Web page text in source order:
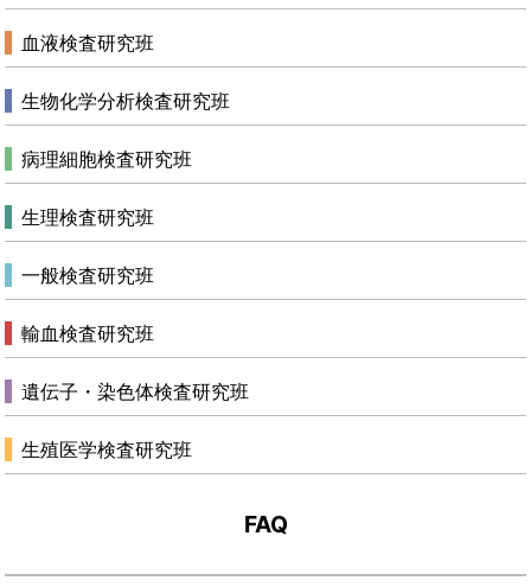
血液検査研究班
生物化学分析検査研究班
病理細胞検査研究班
生理検査研究班
一般検査研究班
輸血検査研究班
遺伝子・染色体検査研究班
生殖医学検査研究班
FAQ